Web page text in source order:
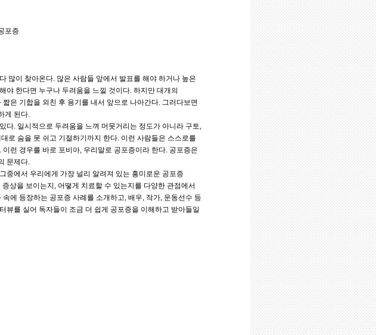
포증
많이 찾아온다. 많은 사람들 앞에서 발표를 해야 하거나 높은
야 한다면 누구나 두려움을 느낄 것이다. 하지만 대개의
은 기합을 외친 후 용기를 내서 앞으로 나아간다. 그러다보면
게 된다.
다. 일시적으로 두려움을 느껴 머뭇거리는 정도가 아니라 구토,
로 숨을 못 쉬고 기절하기까지 한다. 이런 사람들은 스스로를
런 경우를 바로 포비아, 우리말로 공포증이라 한다. 공포증은
문제다.
중에서 우리에게 가장 널리 알려져 있는 흥미로운 공포증
상을 보이는지, 어떻게 치료할 수 있는지를 다양한 관점에서
에 등장하는 공포증 사례를 소개하고, 배우, 작가, 운동선수 등
뷰를 실어 독자들이 조금 더 쉽게 공포증을 이해하고 받아들일